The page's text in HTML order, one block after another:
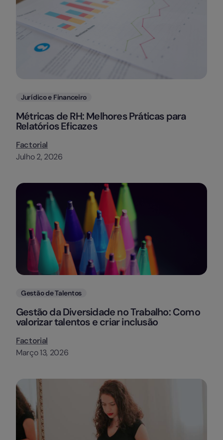
Categorias
Jurídico e Financeiro
Métricas de RH: Melhores Práticas para
Relatórios Eficazes
Factorial
Julho 2, 2026
Categorias
Gestão de Talentos
Gestão da Diversidade no Trabalho: Como
valorizar talentos e criar inclusão
Factorial
Março 13, 2026